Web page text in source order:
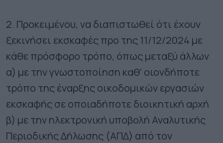
2. Προκειμένου, να διαπιστωθεί ότι έχουν
ξεκινήσει εκσκαφές προ της 11/12/2024 με
κάθε πρόσφορο τρόπο, όπως μεταξύ άλλων
α) με την γνωστοποίηση καθ’ οιονδήποτε
τρόπο της έναρξης οικοδομικών εργασιών
εκσκαφής σε οποιαδήποτε διοικητική αρχή
β) με την ηλεκτρονική υποβολή Αναλυτικής
Περιοδικής Δήλωσης (ΑΠΔ) από τον